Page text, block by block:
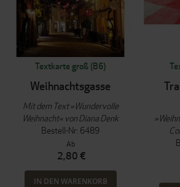
Textkarte groß (B6)
Weihnachtsgasse
Mit dem Text »Wundervolle
Weihnacht« von Diana Denk
Bestell-Nr: 6489
Ab
2,80 €
IN DEN WARENKORB